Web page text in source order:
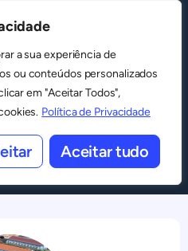
a sua experiência de
ou conteúdos personalizados
em "Aceitar Todos",
Política de Privacidade
Aceitar tudo
Pula Pack